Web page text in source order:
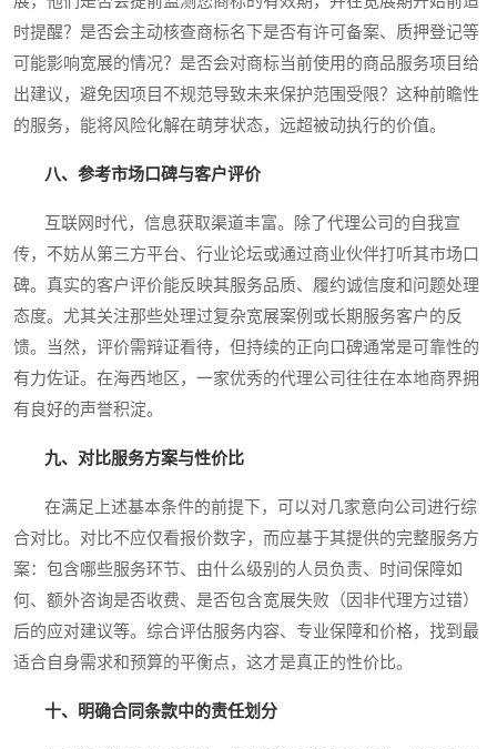
时提醒？是否会主动核查商标名下是否有许可备案、质押登记等
可能影响宽展的情况？是否会对商标当前使用的商品服务项目给
出建议，避免因项目不规范导致未来保护范围受限？这种前瞻性
的服务，能将风险化解在萌芽状态，远超被动执行的价值。
八、参考市场口碑与客户评价
互联网时代，信息获取渠道丰富。除了代理公司的自我宣
传，不妨从第三方平台、行业论坛或通过商业伙伴打听其市场口
碑。真实的客户评价能反映其服务品质、履约诚信度和问题处理
态度。尤其关注那些处理过复杂宽展案例或长期服务客户的反
馈。当然，评价需辩证看待，但持续的正向口碑通常是可靠性的
有力佐证。在海西地区，一家优秀的代理公司往往在本地商界拥
有良好的声誉积淀。
九、对比服务方案与性价比
在满足上述基本条件的前提下，可以对几家意向公司进行综
合对比。对比不应仅看报价数字，而应基于其提供的完整服务方
案：包含哪些服务环节、由什么级别的人员负责、时间保障如
何、额外咨询是否收费、是否包含宽展失败（因非代理方过错）
后的应对建议等。综合评估服务内容、专业保障和价格，找到最
适合自身需求和预算的平衡点，这才是真正的性价比。
十、明确合同条款中的责任划分